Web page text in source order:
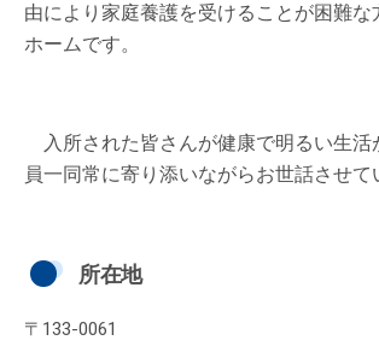
由により家庭養護を受けることが困難な
ホームです。
入所された皆さんが健康で明るい生活
員一同常に寄り添いながらお世話させて
所在地
〒133-0061